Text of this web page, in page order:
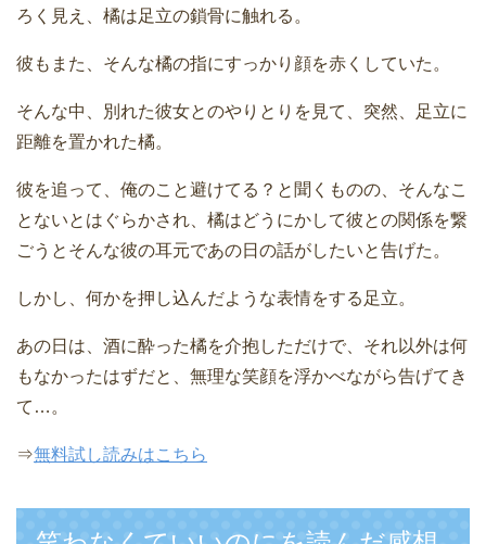
ろく見え、橘は足立の鎖骨に触れる。
彼もまた、そんな橘の指にすっかり顔を赤くしていた。
そんな中、別れた彼女とのやりとりを見て、突然、足立に
距離を置かれた橘。
彼を追って、俺のこと避けてる？と聞くものの、そんなこ
とないとはぐらかされ、橘はどうにかして彼との関係を繋
ごうとそんな彼の耳元であの日の話がしたいと告げた。
しかし、何かを押し込んだような表情をする足立。
あの日は、酒に酔った橘を介抱しただけで、それ以外は何
もなかったはずだと、無理な笑顔を浮かべながら告げてき
て…。
⇒無料試し読みはこちら